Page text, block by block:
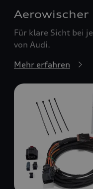
Aerowischer
Für klare Sicht bei
von Audi.
Mehr erfahren